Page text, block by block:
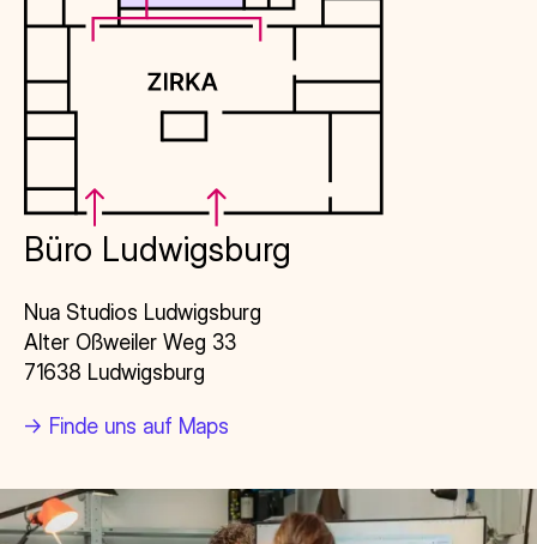
Büro Ludwigsburg
Nua Studios Ludwigsburg
Alter Oßweiler Weg 33
71638 Ludwigsburg
-> Finde uns auf Maps